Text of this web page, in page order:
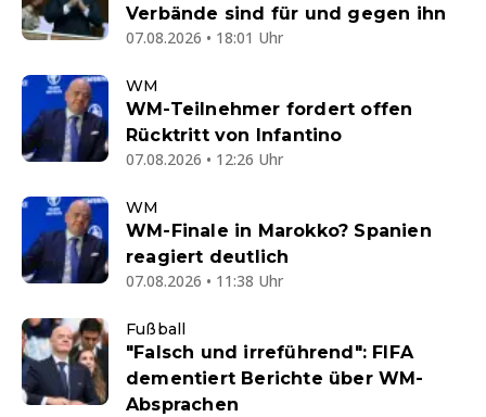
Verbände sind für und gegen ihn
07.08.2026 • 18:01 Uhr
WM
WM-Teilnehmer fordert offen
Rücktritt von Infantino
07.08.2026 • 12:26 Uhr
WM
WM-Finale in Marokko? Spanien
reagiert deutlich
07.08.2026 • 11:38 Uhr
Fußball
"Falsch und irreführend": FIFA
dementiert Berichte über WM-
Absprachen